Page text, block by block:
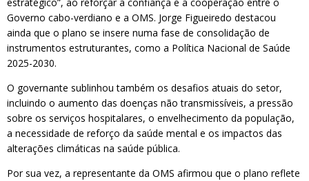
Governo cabo-verdiano e a OMS. Jorge Figueiredo destacou
ainda que o plano se insere numa fase de consolidação de
instrumentos estruturantes, como a Política Nacional de Saúde
2025-2030.
O governante sublinhou também os desafios atuais do setor,
incluindo o aumento das doenças não transmissíveis, a pressão
sobre os serviços hospitalares, o envelhecimento da população,
a necessidade de reforço da saúde mental e os impactos das
alterações climáticas na saúde pública.
Por sua vez, a representante da OMS afirmou que o plano reflete